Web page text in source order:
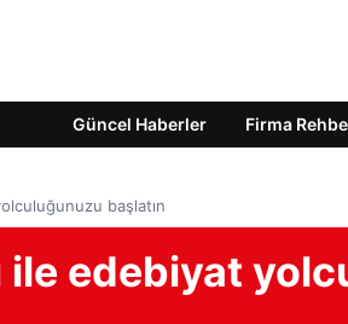
Güncel Haberler Firma
başlatın
ile edebiyat